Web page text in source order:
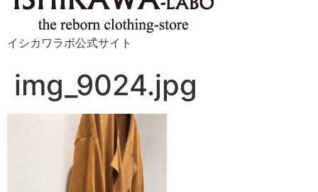
イシカワラボ公式サイト
img_9024.jpg